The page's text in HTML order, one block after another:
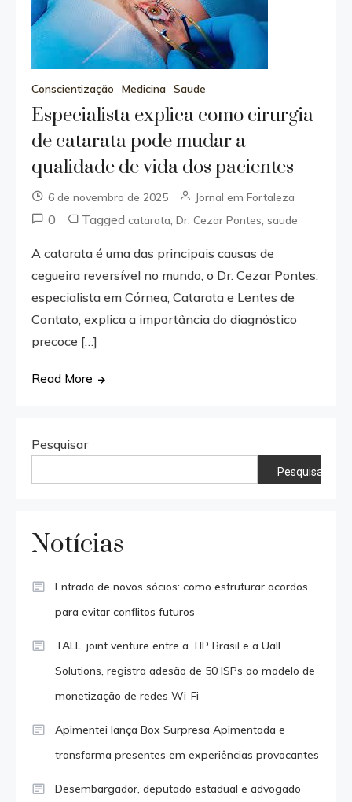
Conscientização Medicina Saude
Especialista explica como cirurgia
de catarata pode mudar a
qualidade de vida dos pacientes
6 de novembro de 2025 Jornal em Fortaleza
0 Taggedcatarata,Dr. Cezar Pontes,saude
A catarata é uma das principais causas de
cegueira reversível no mundo, o Dr. Cezar Pontes,
especialista em Córnea, Catarata e Lentes de
Contato, explica a importância do diagnóstico
precoce […]
Read More
Pesquisar
Pesquisar
Notícias
Entrada de novos sócios: como estruturar acordos
para evitar conflitos futuros
TALL, joint venture entre a TIP Brasil e a Uall
Solutions, registra adesão de 50 ISPs ao modelo de
monetização de redes Wi-Fi
Apimentei lança Box Surpresa Apimentada e
transforma presentes em experiências provocantes
Desembargador, deputado estadual e advogado